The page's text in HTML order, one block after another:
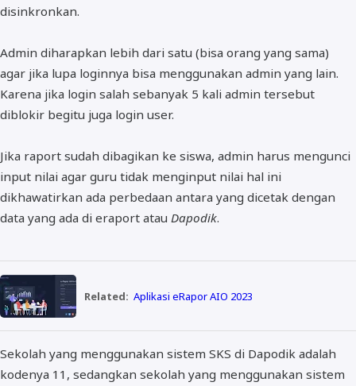
disinkronkan.
Admin diharapkan lebih dari satu (bisa orang yang sama)
agar jika lupa loginnya bisa menggunakan admin yang lain.
Karena jika login salah sebanyak 5 kali admin tersebut
diblokir begitu juga login user.
Jika raport sudah dibagikan ke siswa, admin harus mengunci
input nilai agar guru tidak menginput nilai hal ini
dikhawatirkan ada perbedaan antara yang dicetak dengan
data yang ada di eraport atau Dapodik.
Related: Aplikasi eRapor AIO 2023
Sekolah yang menggunakan sistem SKS di Dapodik adalah
kodenya 11, sedangkan sekolah yang menggunakan sistem